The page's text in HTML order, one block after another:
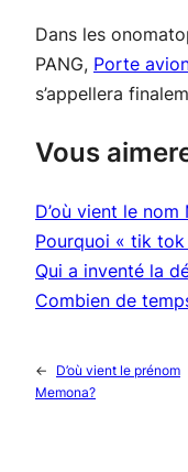
Dans les
PANG, Porte
s’appellera
Vous
D’où vient le nom
Pourquoi « tik tok
Qui a inventé la
Combien de
←
D’où vient le prénom
Memona?